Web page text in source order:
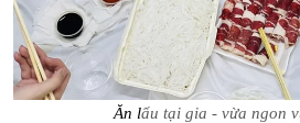
Ăn lẩu tại gia - vừa ngon